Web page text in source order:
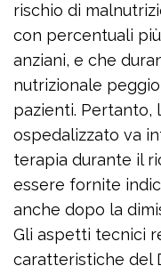
rischio di
con percentuali
anziani, e che
nutrizionale
pazienti. Pertanto,
ospedalizzato va
terapia durante il
essere fornite
anche dopo la
Gli aspetti tecnici
caratteristiche del